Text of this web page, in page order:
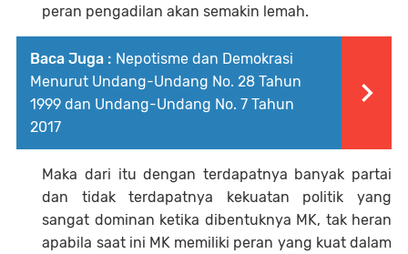
peran pengadilan akan semakin lemah.
Baca Juga : Nepotisme dan Demokrasi
Menurut Undang-Undang No. 28 Tahun
1999 dan Undang-Undang No. 7 Tahun
2017
Maka dari itu dengan terdapatnya banyak partai
dan tidak terdapatnya kekuatan politik yang
sangat dominan ketika dibentuknya MK, tak heran
apabila saat ini MK memiliki peran yang kuat dalam